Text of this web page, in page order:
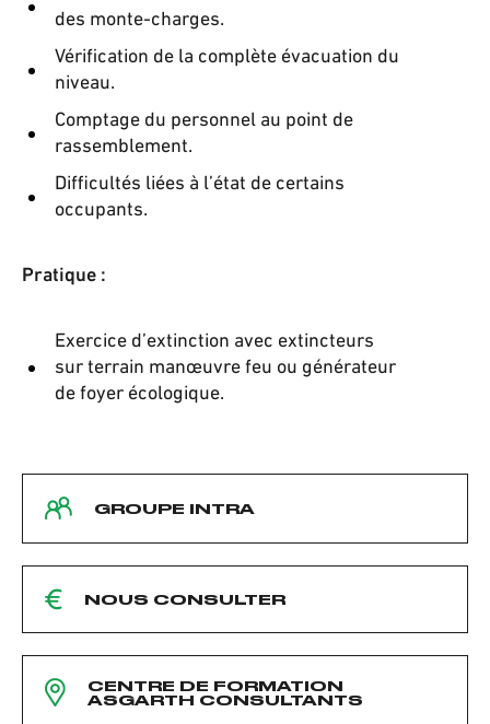
des monte-charges.
Vérification de la complète évacuation du
niveau.
Comptage du personnel au point de
rassemblement.
Difficultés liées à l’état de certains
occupants.
Pratique :
Exercice d’extinction avec extincteurs
sur terrain manœuvre feu ou générateur
de foyer écologique.
GROUPE INTRA
NOUS CONSULTER
CENTRE DE FORMATION
ASGARTH CONSULTANTS